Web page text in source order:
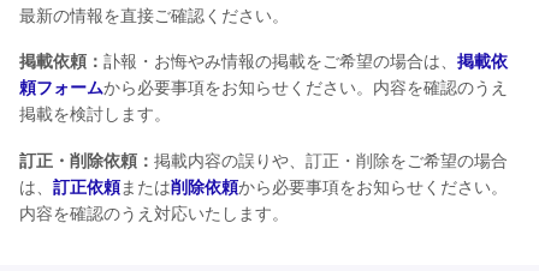
最新の情報を直接ご確認ください。
掲載依頼： 訃報・お悔やみ情報の掲載をご希望の場合は、 掲載依
頼フォームから必要事項をお知らせください。内容を確認のうえ
掲載を検討します。
訂正・削除依頼： 掲載内容の誤りや、訂正・削除をご希望の場合
は、 訂正依頼または削除依頼から必要事項をお知らせください。
内容を確認のうえ対応いたします。